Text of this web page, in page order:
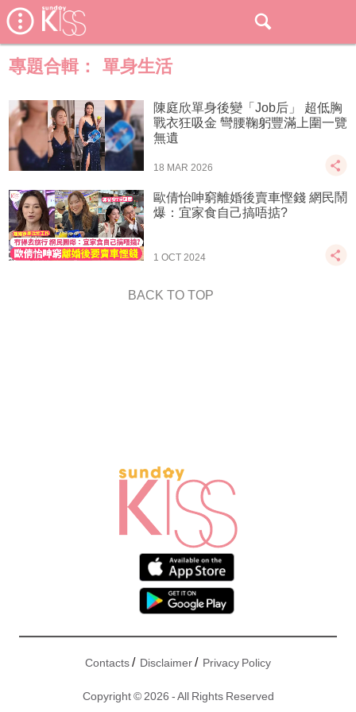
專題合輯： 單身生活
陳庭欣單身後變「Job后」 超低胸
戰衣狂吸金 彎腰鞠躬豐滿上圍一覽
無遺
18 MAR 2026
歐倩怡呻窮離婚後賣車慳錢 網民鬧
爆：宜家食自己搞唔掂?
1 OCT 2024
BACK TO TOP
Contacts/ Disclaimer/ Privacy Policy
Copyright © 2026 - All Rights Reserved